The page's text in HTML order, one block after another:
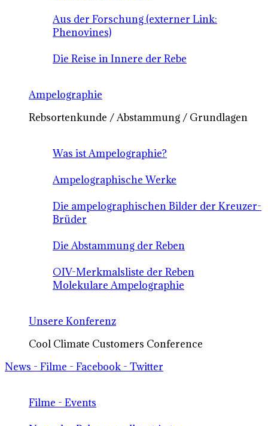
Aus der Forschung (externer Link:
Phenovines)
Die Reise in Innere der Rebe
Ampelographie
Rebsortenkunde / Abstammung / Grundlagen
Was ist Ampelographie?
Ampelographische Werke
Die ampelographischen Bilder der Kreuzer-
Brüder
Die Abstammung der Reben
OIV-Merkmalsliste der Reben
Molekulare Ampelographie
Unsere Konferenz
Cool Climate Customers Conference
News - Filme - Facebook - Twitter
Filme - Events